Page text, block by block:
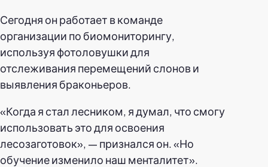
Сегодня он работает в команде
организации по биомониторингу,
используя фотоловушки для
отслеживания перемещений слонов и
выявления браконьеров.
«Когда я стал лесником, я думал, что смогу
использовать это для освоения
лесозаготовок», — признался он. «Но
обучение изменило наш менталитет».